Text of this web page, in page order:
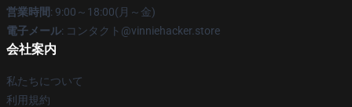
営業時間: 9:00～18:00(月～金)
電子メール: コンタクト@vinniehacker.store
会社案内
私たちについて
利用規約